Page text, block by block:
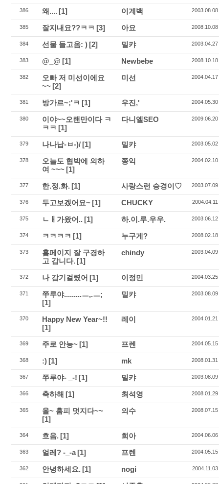
386 왜.... [1] 이계백 2003.08.08
385 잘지내요??ㅋㅋ [3] 아요 2008.10.08
384 선물 들고옴: ) [2] 밀캬 2003.04.27
383 @_@ [1] Newbebe 2008.10.18
382
오빠 저 미선이에요
~~ [2]
미선 2004.04.17
381 방가르~;'ㅋ [1] 우진,' 2004.05.30
380
이야~~오랜만이다 ㅋ
ㅋㅋ [1]
다니엘SEO 2009.06.20
379 나나납-ㅂ-)/ [1] 밀캬 2003.05.02
378
오늘도 협박에 의하
여 ~~~ [1]
쫑익 2004.02.10
377 한.정.화. [1] 사랑스런 승경이♡ 2003.07.09
376 두고보겠어요~ [1] CHUCKY 2004.04.11
375 ㄴㅐ가왔어.. [1] 하.이.루.우우. 2003.06.12
374 ㅋㅋㅋㅋ [1] 누구게? 2008.02.18
373
홈페이지 잘 구경하
고 갑니다. [1]
chindy 2003.04.09
372 나 감기걸렸어 [1] 이정민 2004.03.25
371
쭈루야.........ㅡ,.ㅡ;
[1]
밀캬 2003.08.09
370
Happy New Year~!!
[1]
레이 2004.01.21
369 주로 안능~ [1] 프렌 2004.05.15
368 :) [1] mk 2008.01.31
367 쭈루야- _-! [1] 밀캬 2003.08.09
366 축하해 [1] 최석영 2008.01.29
365
올~ 홈피 멋지다~~
[1]
의수 2008.07.15
364 흐음. [1] 희아 2004.06.06
363 얼레? -_-a[1] 프렌 2004.05.15
362 안녕하세요. [1] nogi 2004.11.03